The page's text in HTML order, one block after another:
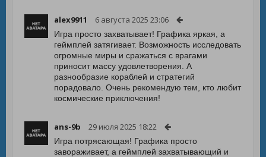
alex9911 6 августа 2025 23:06
Игра просто захватывает! Графика яркая, а
геймплей затягивает. Возможность исследовать
огромные миры и сражаться с врагами
приносит массу удовлетворения. А
разнообразие кораблей и стратегий
порадовало. Очень рекомендую тем, кто любит
космические приключения!
ans-9b 29 июля 2025 18:22
Игра потрясающая! Графика просто
завораживает, а геймплей захватывающий и